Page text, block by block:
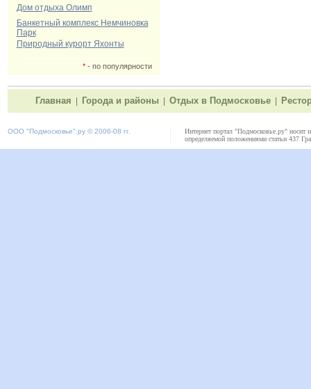
Дом отдыха Олимп
Банкетный комплекс Немчиновка
Парк
Природный курорт Яхонты
*- по популярности
Главная Города и районы Отдых в Подмосковье
ООО "Подмосковье" .ру © 2006-08 гг.
Интернет портал "Подмосковье.ру" носит
определяемой положениями статьи 437